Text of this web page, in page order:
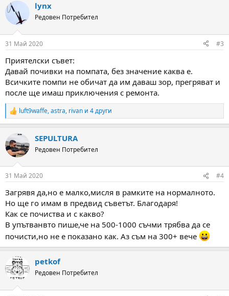
lynx
Редовен Потребител
31 Май 2020 #3
Приятелски съвет:
Давай почивки на помпата, без значение каква е.
Всичките помпи не обичат да им даваш зор, прегряват и
после ще имаш приключения с ремонта.
R
e
c
t
i
s
luft9waffe,astra, rivan и 4 други
SEPULTURA
Редовен Потребител
31 Май 2020 #4
Загрявя да,но е малко,мисля в рамките на нормалното.
Но ще го имам в предвид съветът. Благодаря!
Как се почиства и с какво?
В упътванвто пише,че на 500-1000 съчми трябва да се
почисти,но не е показано как. Аз съм на 300+ вече
petkof
Редовен Потребител